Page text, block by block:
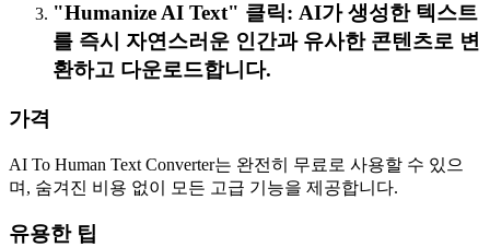
"Humanize AI Text" 클릭: AI가 생성한 텍스트
를 즉시 자연스러운 인간과 유사한 콘텐츠로 변
환하고 다운로드합니다.
가격
AI To Human Text Converter는 완전히 무료로 사용할 수 있으
며, 숨겨진 비용 없이 모든 고급 기능을 제공합니다.
유용한 팁